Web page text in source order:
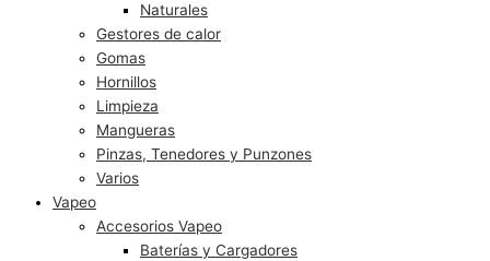
Naturales
Gestores de calor
Gomas
Hornillos
Limpieza
Mangueras
Pinzas, Tenedores y Punzones
Varios
Vapeo
Accesorios Vapeo
Baterías y Cargadores